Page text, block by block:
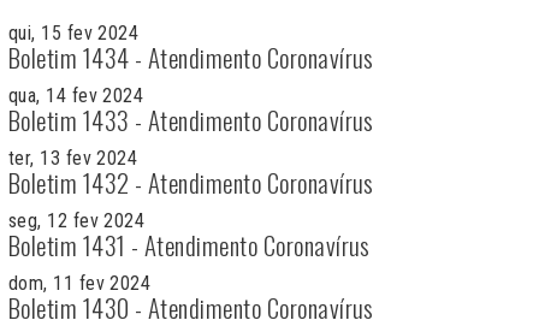
qui, 15 fev 2024
Boletim 1434 - Atendimento Coronavírus
qua, 14 fev 2024
Boletim 1433 - Atendimento Coronavírus
ter, 13 fev 2024
Boletim 1432 - Atendimento Coronavírus
seg, 12 fev 2024
Boletim 1431 - Atendimento Coronavírus
dom, 11 fev 2024
Boletim 1430 - Atendimento Coronavírus